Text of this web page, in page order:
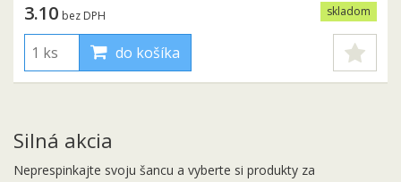
skladom
3.10 bez DPH
do košíka
Silná akcia
Neprespinkajte svoju šancu a vyberte si produkty za